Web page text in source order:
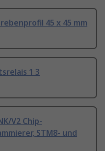
45 x 45 mm
1 3
V2 Chip-
STM8- und